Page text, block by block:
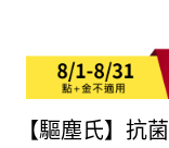
【驅塵氏】抗